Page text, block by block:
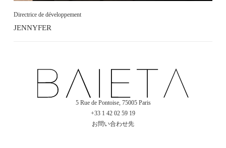
Directrice de développement
JENNYFER
5 Rue de Pontoise, 75005 Paris
+33 1 42 02 59 19
お問い合わせ先